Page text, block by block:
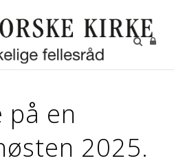
på en
2025.